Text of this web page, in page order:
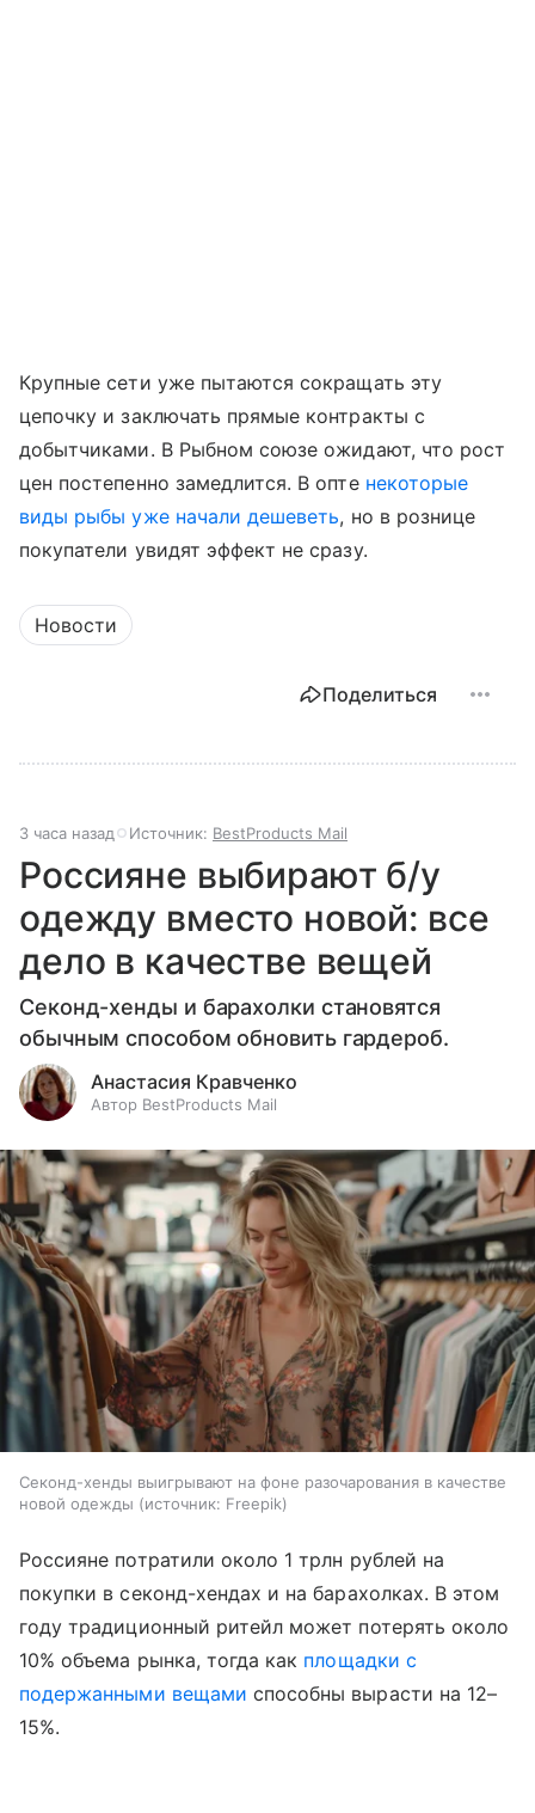
Крупные сети уже пытаются сокращать эту
цепочку и заключать прямые контракты с
добытчиками. В Рыбном союзе ожидают, что рост
цен постепенно замедлится. В опте некоторые
виды рыбы уже начали дешеветь, но в рознице
покупатели увидят эффект не сразу.
Новости
Поделиться
3 часа назад Источник: BestProducts Mail
Россияне выбирают б/у
одежду вместо новой: все
дело в качестве вещей
Секонд-хенды и барахолки становятся
обычным способом обновить гардероб.
Анастасия Кравченко
Автор BestProducts Mail
Секонд-хенды выигрывают на фоне разочарования в качестве
новой одежды
источник: Freepik
Россияне потратили около 1 трлн рублей на
покупки в секонд-хендах и на барахолках. В этом
году традиционный ритейл может потерять около
10% объема рынка, тогда как площадки с
подержанными вещами способны вырасти на 12–
15%.